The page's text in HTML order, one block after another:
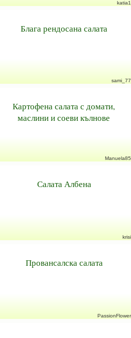
katia1
Блага рендосана салата
sami_77
Картофена салата с домати,
маслини и соеви кълнове
Manuela85
Салата Албена
krisi
Провансалска салата
PassionFlower